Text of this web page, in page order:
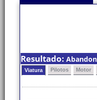
Resultado:
Viatura Pilotos Motor